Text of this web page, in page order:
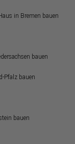
in Bremen bauen
bauen
Pfalz bauen
bauen